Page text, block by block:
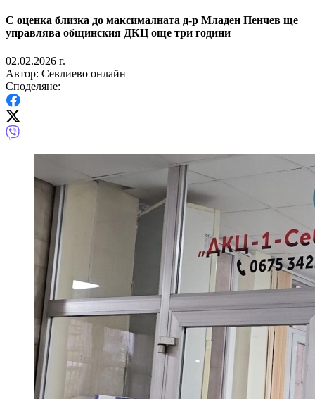
С оценка близка до максималната д-р Младен Пенчев ще
управлява общинския ДКЦ още три години
02.02.2026 г.
Автор: Севлиево онлайн
Споделяне: